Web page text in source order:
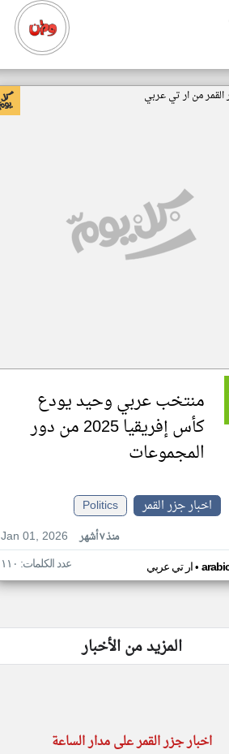
القمر من ار تي عربي
منتخب عربي وحيد يودع
كأس إفريقيا 2025 من دور
المجموعات
اخبار جزر القمر
Politics
Jan 01, 2026
منذ ٧ أشهر
ار تي عربي• عدد الكلمات: ١١٠
المزيد من الأخبار
اخبار جزر القمر على مدار الساعة